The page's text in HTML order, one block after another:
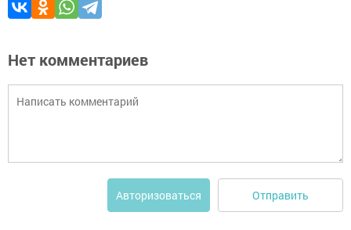
Нет комментариев
Авторизоваться Отправить